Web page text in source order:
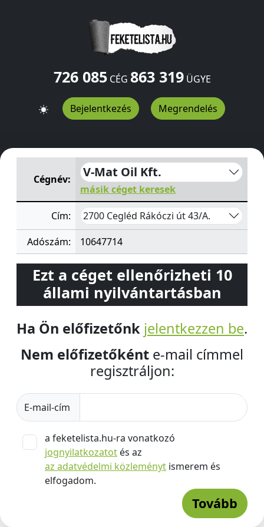
726 085CÉG 863 319ÜGYE
Bejelentkezés Megrendelés
Rákóczi út 43/A.Cegléd2700HU
Cégnév:
V-Mat Oil Kft.
másik céget keresek
Cím: 2700 Cegléd Rákóczi út 43/A.
Adószám: 10647714
Ezt a céget ellenőrizheti 10
állami nyilvántartásban
Ha Ön előfizetőnk jelentkezzen be.
Nem előfizetőként e-mail címmel
regisztráljon:
E-mail-cím
a feketelista.hu-ra vonatkozó
jognyilatkozatot és az
az adatvédelmi közleményt ismerem és
elfogadom.
Tovább